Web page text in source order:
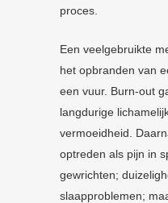
proces.
Een veelgebruikte
het opbranden van
een vuur. Burn-out
langdurige
vermoeidheid.
optreden als pijn in
gewrichten;
slaapproblemen;